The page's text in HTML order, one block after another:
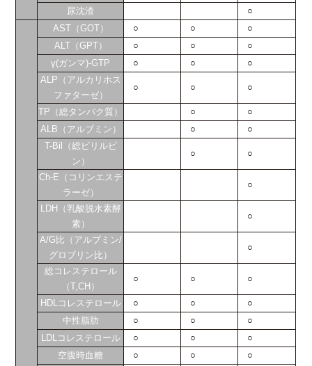
尿沈渣
○
AST（GOT） ○ ○
○
ALT（GPT）
○ ○
○
γ(ガンマ)-GTP
○ ○
○
ALP（アルカリホス
ファターゼ）
○ ○ ○
TP（総タンパク質） ○
○
ALB（アルブミン）
○
○
T-Bil（総ビリルビ
ン）
○ ○
Ch-E（コリンエステ
ラーゼ）
○
LDH（乳酸脱水素酵
素）
○
A/G比（アルブミン/
グロブリン比）
○
総コレステロール
（T,CH）
○ ○ ○
HDLコレステロール ○ ○
○
中性脂肪
○ ○
○
LDLコレステロール
○ ○
○
空腹時血糖
○ ○
○